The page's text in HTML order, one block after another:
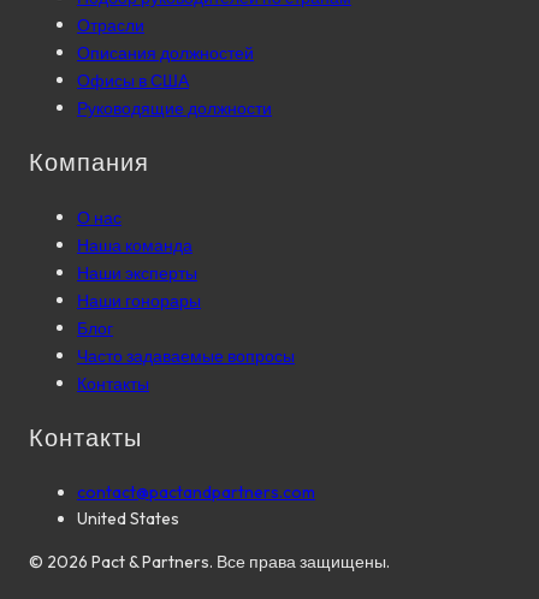
Отрасли
Описания должностей
Офисы в США
Руководящие должности
Компания
О нас
Наша команда
Наши эксперты
Наши гонорары
Блог
Часто задаваемые вопросы
Контакты
Контакты
contact@pactandpartners.com
United States
© 2026 Pact & Partners. Все права защищены.